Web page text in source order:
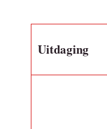
Uitdaging